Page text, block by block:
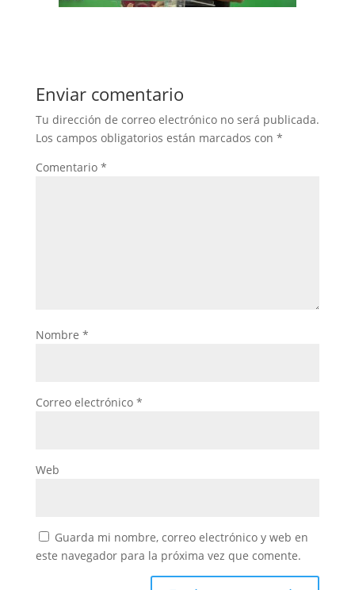
Enviar comentario
Tu dirección de correo electrónico no será publicada.
Los campos obligatorios están marcados con *
Comentario *
Nombre *
Correo electrónico *
Web
Guarda mi nombre, correo electrónico y web en
este navegador para la próxima vez que comente.